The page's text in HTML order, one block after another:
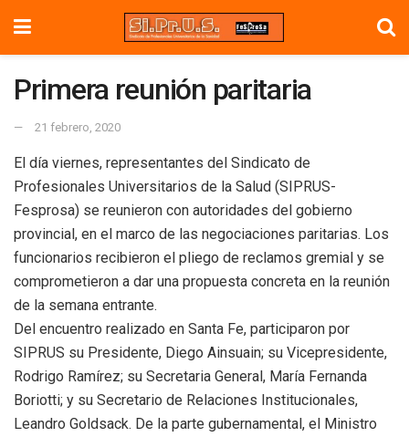
Primera reunión paritaria
21 febrero, 2020
El día viernes, representantes del Sindicato de
Profesionales Universitarios de la Salud (SIPRUS-
Fesprosa) se reunieron con autoridades del gobierno
provincial, en el marco de las negociaciones paritarias. Los
funcionarios recibieron el pliego de reclamos gremial y se
comprometieron a dar una propuesta concreta en la reunión
de la semana entrante.
Del encuentro realizado en Santa Fe, participaron por
SIPRUS su Presidente, Diego Ainsuain; su Vicepresidente,
Rodrigo Ramírez; su Secretaria General, María Fernanda
Boriotti; y su Secretario de Relaciones Institucionales,
Leandro Goldsack. De la parte gubernamental, el Ministro